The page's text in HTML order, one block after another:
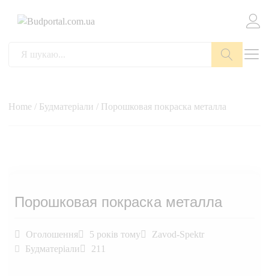
Home / Будматеріали / Порошковая покраска металла
Порошковая покраска металла
Оголошення 5 років тому
Zavod-Spektr
Будматеріали
211